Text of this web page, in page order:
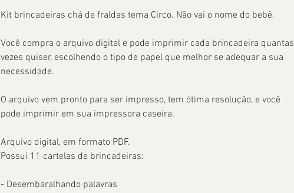
Kit brincadeiras chá de fraldas tema Circo. Não vai o nome do bebê.
Você compra o arquivo digital e pode imprimir cada brincadeira quantas
vezes quiser, escolhendo o tipo de papel que melhor se adequar a sua
necessidade.
O arquivo vem pronto para ser impresso, tem ótima resolução, e você
pode imprimir em sua impressora caseira.
Arquivo digital, em formato PDF.
Possui 11 cartelas de brincadeiras:
- Desembaralhando palavras